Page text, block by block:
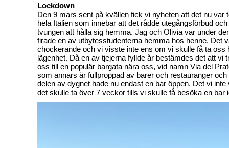
Lockdown
Den 9 mars sent på kvällen fick vi nyheten att det nu var
hela Italien som innebar att det rådde utegångsförbud
tvungen att hålla sig hemma. Jag och Olivia var under
firade en av utbytesstudenterna hemma hos henne. Det
chockerande och vi visste inte ens om vi skulle få ta oss
lägenhet. Då en av tjejerna fyllde år bestämdes det att vi
oss till en populär bargata nära oss, vid namn Via del
som annars är fullproppad av barer och restauranger
delen av dygnet hade nu endast en bar öppen. Det vi
det skulle ta över 7 veckor tills vi skulle få besöka en bar